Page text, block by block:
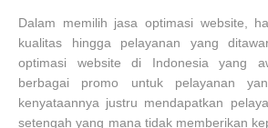
Dalam memilih jasa optimasi website,
kualitas hingga pelayanan yang
optimasi website di Indonesia yang
berbagai promo untuk pelayanan
kenyataannya justru mendapatkan
setengah yang mana tidak memberikan